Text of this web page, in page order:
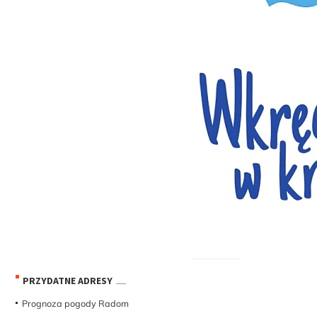
PRZYDATNE ADRESY
Prognoza pogody Radom